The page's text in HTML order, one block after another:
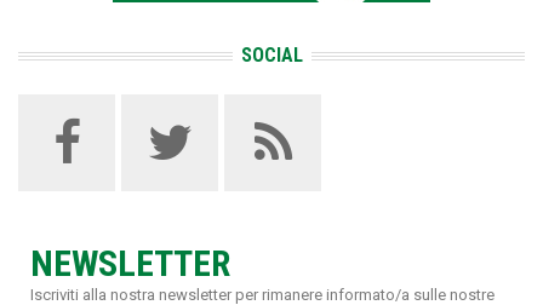
SOCIAL
NEWSLETTER
Iscriviti alla nostra newsletter per rimanere informato/a sulle nostre